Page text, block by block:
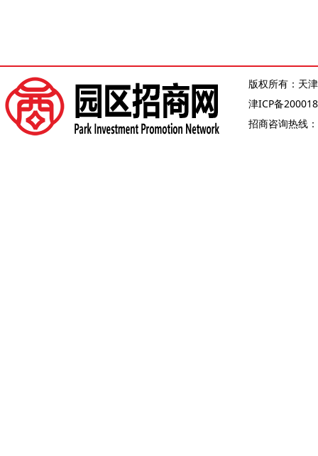
版权所有：天
津ICP备
招商咨询热线：